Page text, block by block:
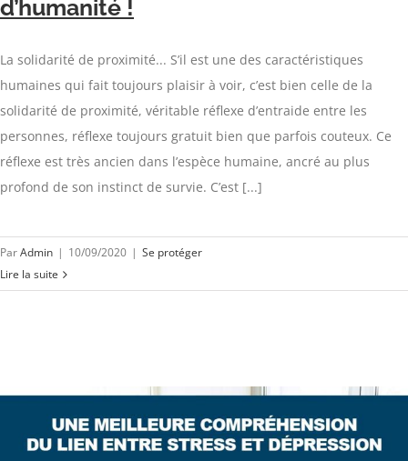
d’humanité !
La solidarité de proximité... S’il est une des caractéristiques
humaines qui fait toujours plaisir à voir, c’est bien celle de la
solidarité de proximité, véritable réflexe d’entraide entre les
personnes, réflexe toujours gratuit bien que parfois couteux. Ce
réflexe est très ancien dans l’espèce humaine, ancré au plus
profond de son instinct de survie. C’est [...]
ParAdmin | 10/09/2020 | Se protéger
Lire la suite